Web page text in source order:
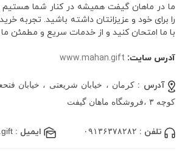
ما در ماهان گیفت همیشه در کنار شما هستیم
را برای خود و عزیزانتان داشته باشید. تجربه
با ما امتحان کنید و از خدمات سریع و مطمئن
آدرس سایت: www.mahan.gift
آدرس :کرمان ، خیابان شریعتی ، خیابان
کوچه ۳ ،فروشگاه ماهان گیفت
تلفن : ۰۹۱۳۶۳۷۸۲۸۲ ایمیل :